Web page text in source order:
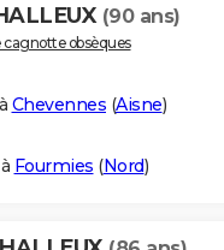
(90 ans)
cagnotte obsèques
Chevennes (Aisne)
Fourmies (Nord)